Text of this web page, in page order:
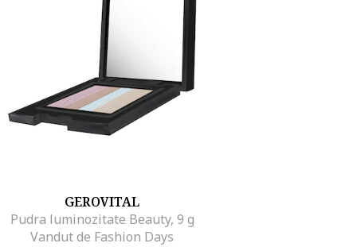
GEROVITAL
Pudra luminozitate Beauty, 9 g
Vandut de Fashion Days